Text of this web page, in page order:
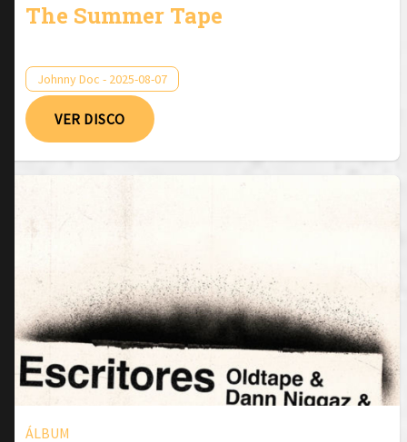
The Summer Tape
Johnny Doc - 2025-08-07
VER DISCO
ÁLBUM